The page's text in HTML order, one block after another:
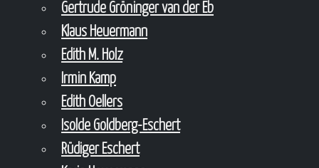
Gertrude Gröninger van der Eb
Klaus Heuermann
Edith M. Holz
Irmin Kamp
Edith Oellers
Isolde Goldberg-Eschert
Rüdiger Eschert